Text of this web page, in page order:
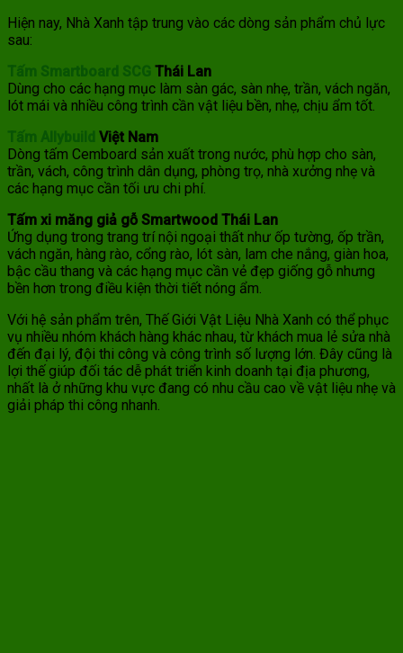
Hiện nay, Nhà Xanh tập trung vào các dòng sản phẩm chủ lực
sau:
Tấm Smartboard SCG Thái Lan
Dùng cho các hạng mục làm sàn gác, sàn nhẹ, trần, vách ngăn,
lót mái và nhiều công trình cần vật liệu bền, nhẹ, chịu ẩm tốt.
Tấm Allybuild Việt Nam
Dòng tấm Cemboard sản xuất trong nước, phù hợp cho sàn,
trần, vách, công trình dân dụng, phòng trọ, nhà xưởng nhẹ và
các hạng mục cần tối ưu chi phí.
Tấm xi măng giả gỗ Smartwood Thái Lan
Ứng dụng trong trang trí nội ngoại thất như ốp tường, ốp trần,
vách ngăn, hàng rào, cổng rào, lót sàn, lam che nắng, giàn hoa,
bậc cầu thang và các hạng mục cần vẻ đẹp giống gỗ nhưng
bền hơn trong điều kiện thời tiết nóng ẩm.
Với hệ sản phẩm trên, Thế Giới Vật Liệu Nhà Xanh có thể phục
vụ nhiều nhóm khách hàng khác nhau, từ khách mua lẻ sửa nhà
đến đại lý, đội thi công và công trình số lượng lớn. Đây cũng là
lợi thế giúp đối tác dễ phát triển kinh doanh tại địa phương,
nhất là ở những khu vực đang có nhu cầu cao về vật liệu nhẹ và
giải pháp thi công nhanh.